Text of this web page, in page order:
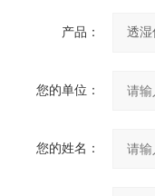
产品：
您的单位：
您的姓名：